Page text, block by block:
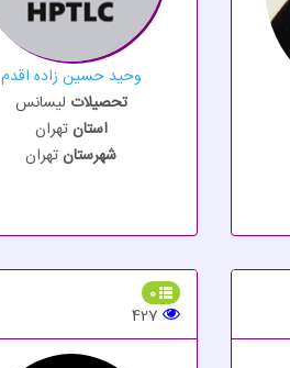
وحید حسین زاده اقدم
تحصیلات لیسانس
استانتهران
شهرستانتهران
0